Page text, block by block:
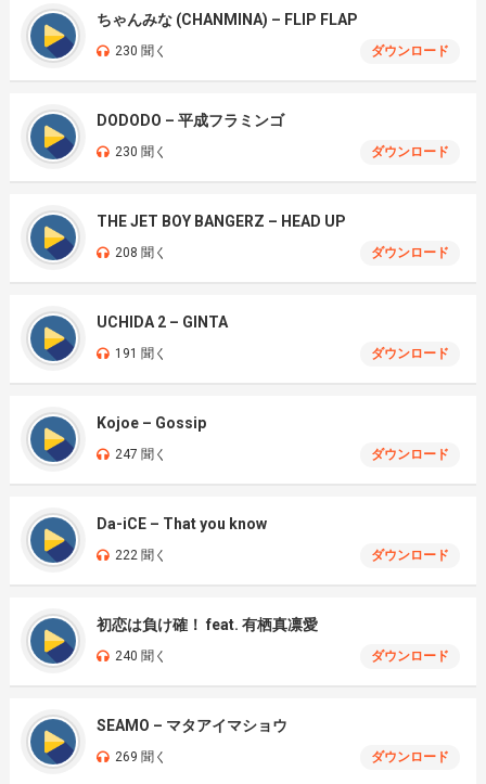
ちゃんみな (CHANMINA) – FLIP FLAP
230 聞く ダウンロード
DODODO – 平成フラミンゴ
230 聞く ダウンロード
THE JET BOY BANGERZ – HEAD UP
208 聞く ダウンロード
UCHIDA 2 – GINTA
191 聞く ダウンロード
Kojoe – Gossip
247 聞く ダウンロード
Da-iCE – That you know
222 聞く ダウンロード
初恋は負け確！ feat. 有栖真凛愛
240 聞く ダウンロード
SEAMO – マタアイマショウ
269 聞く ダウンロード